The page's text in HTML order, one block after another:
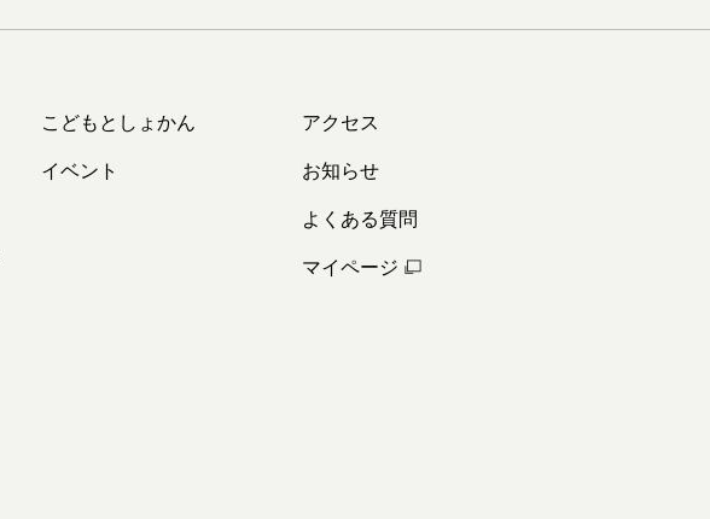
こどもとしょかん
イベント
アクセス
お知らせ
よくある質問
マイページ